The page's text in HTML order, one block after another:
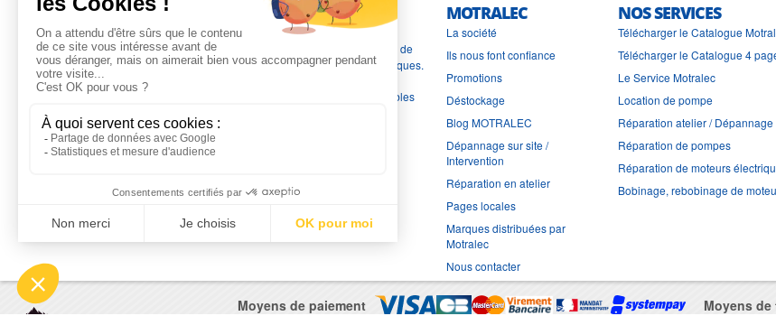
L'EXPERTISE MOTRALEC
Depuis 1976, nous sommes
les spécialistes numéro 1 en
Franceen pompes de relevage, station de relevage, pompe de
chauffage, suppression, forage, immergée et moteurs électriques.
Nous assurons
dépannage
, tout en travaillant avec les marques les plus fiables
MOTRALEC
La société
Ils nous font confiance
Promotions
Déstockage
Blog MOTRALEC
Dépannage sur site /
Intervention
Réparation en atelier
Pages locales
Marques distribuées par
Motralec
Nous contacter
NOS SERVICES
Télécharger le Catalogue
Télécharger le Catalogue 4
Le Service Motralec
Location de pompe
Réparation atelier / Dépannage
Réparation de pompes
Réparation de moteurs
Bobinage, rebobinage de
Moyens de paiement Moyens